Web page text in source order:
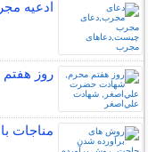
ادعیه
روز
مناجات